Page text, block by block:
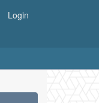
Login